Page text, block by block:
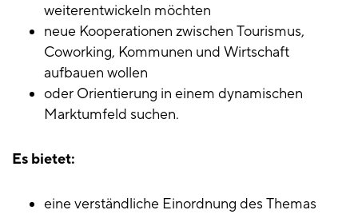
weiterentwickeln möchten
neue Kooperationen zwischen Tourismus,
Coworking, Kommunen und Wirtschaft
aufbauen wollen
oder Orientierung in einem dynamischen
Marktumfeld suchen.
Es bietet:
eine verständliche Einordnung des Themas